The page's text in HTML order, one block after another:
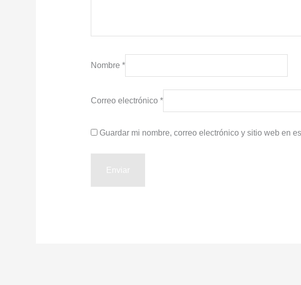
Nombre *
Correo electrónico *
Guardar mi nombre, correo electrónico y sitio web en